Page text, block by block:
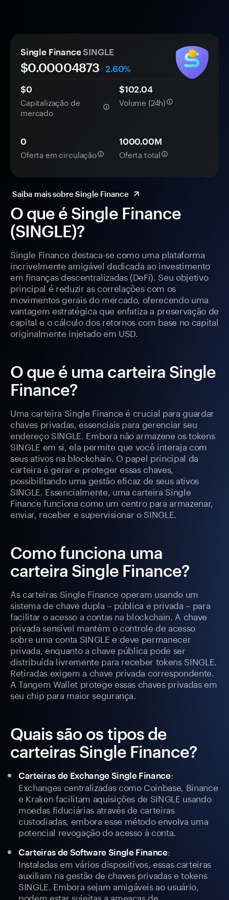
O que é Single Finance
(SINGLE)?
Single Finance destaca-se como uma plataforma
incrivelmente amigável dedicada ao investimento
em finanças descentralizadas (DeFi). Seu objetivo
principal é reduzir as correlações com os
movimentos gerais do mercado, oferecendo uma
vantagem estratégica que enfatiza a preservação de
capital e o cálculo dos retornos com base no capital
originalmente injetado em USD.
O que é uma carteira Single
Finance?
Uma carteira Single Finance é crucial para guardar
chaves privadas, essenciais para gerenciar seu
endereço SINGLE. Embora não armazene os tokens
SINGLE em si, ela permite que você interaja com
seus ativos na blockchain. O papel principal da
carteira é gerar e proteger essas chaves,
possibilitando uma gestão eficaz de seus ativos
SINGLE. Essencialmente, uma carteira Single
Finance funciona como um centro para armazenar,
enviar, receber e supervisionar o SINGLE.
Como funciona uma
carteira Single Finance?
As carteiras Single Finance operam usando um
sistema de chave dupla – pública e privada – para
facilitar o acesso a contas na blockchain. A chave
privada sensível mantém o controle de acesso
sobre uma conta SINGLE e deve permanecer
privada, enquanto a chave pública pode ser
distribuída livremente para receber tokens SINGLE.
Retiradas exigem a chave privada correspondente.
A Tangem Wallet protege essas chaves privadas em
seu chip para maior segurança.
Quais são os tipos de
carteiras Single Finance?
Carteiras de Exchange Single Finance:
Exchanges centralizadas como Coinbase, Binance
e Kraken facilitam aquisições de SINGLE usando
moedas fiduciárias através de carteiras
custodiadas, embora esse método envolva uma
potencial revogação do acesso à conta.
Carteiras de Software Single Finance:
Instaladas em vários dispositivos, essas carteiras
auxiliam na gestão de chaves privadas e tokens
SINGLE. Embora sejam amigáveis ao usuário,
podem estar sujeitas a ameaças de
Single FinanceSINGLE
$0.00004873
2.60%
$0
Capitalização de
mercado
$102.04
Volume (24h)
0
Oferta em circulação
1000.00M
Oferta total
Saiba mais sobre Single Finance